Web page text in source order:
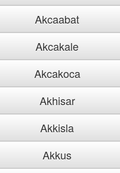
Akcaabat
Akcakale
Akcakoca
Akhisar
Akkisla
Akkus